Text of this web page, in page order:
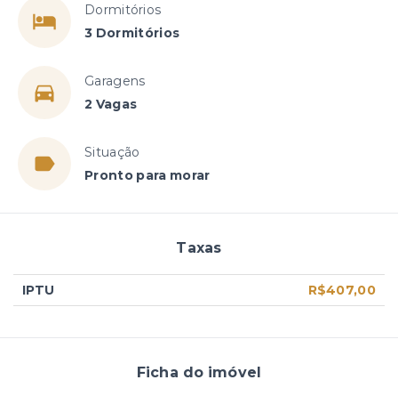
Dormitórios
3 Dormitórios
Garagens
2 Vagas
Situação
Pronto para morar
Taxas
IPTU R$407,00
Ficha do imóvel